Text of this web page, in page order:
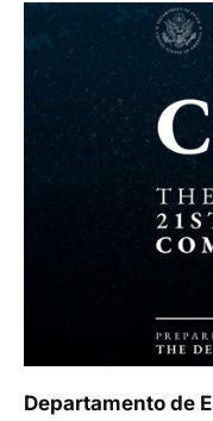
Departamento de